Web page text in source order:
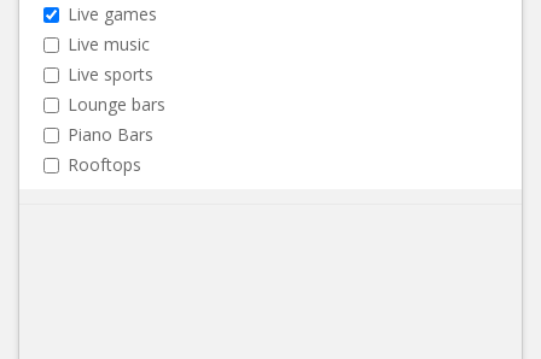
Live games
Live music
Live sports
Lounge bars
Piano Bars
Rooftops